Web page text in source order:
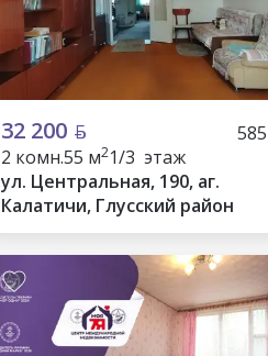
32 200 585
2 комн.55 м21/3 этаж
ул. Центральная, 190, аг.
Калатичи, Глусский район